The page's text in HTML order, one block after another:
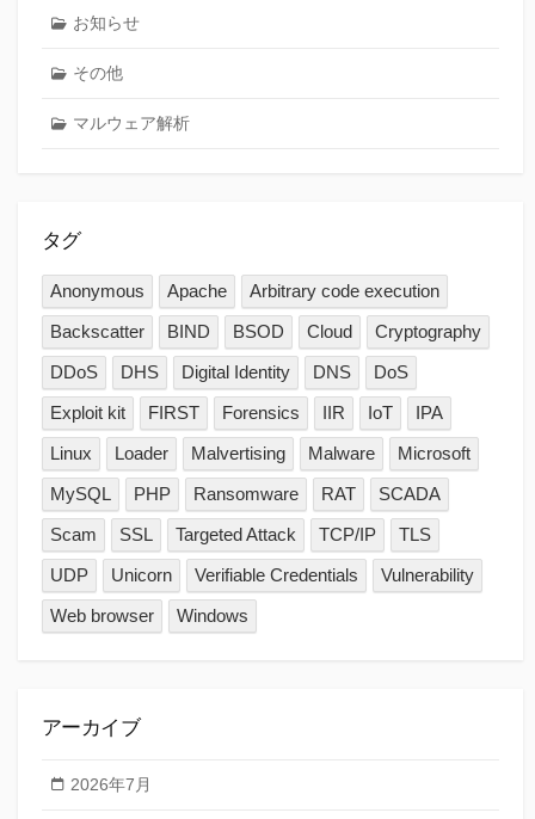
お知らせ
その他
マルウェア解析
タグ
Anonymous Apache
Arbitrary code execution
Backscatter
BIND BSOD Cloud
Cryptography
DDoS
DHS Digital Identity DNS
DoS
Exploit kit
FIRST Forensics IIR IoT
IPA
Linux
Loader Malvertising Malware
Microsoft
MySQL
PHP Ransomware RAT
SCADA
Scam
SSL Targeted Attack TCP/IP
TLS
UDP
Unicorn Verifiable Credentials
Vulnerability
Web browser
Windows
アーカイブ
2026年7月